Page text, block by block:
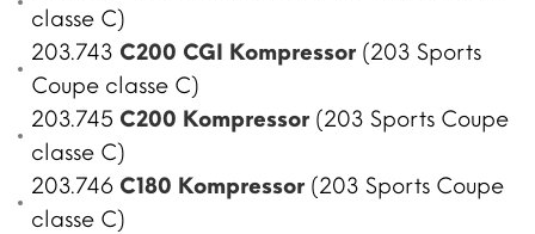
classe C)
203.743 C200 CGI Kompressor (203 Sports
Coupe classe C)
203.745 C200 Kompressor (203 Sports Coupe
classe C)
203.746 C180 Kompressor (203 Sports Coupe
classe C)